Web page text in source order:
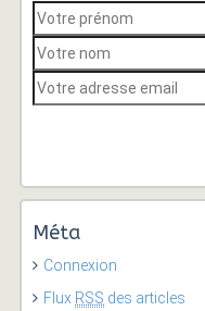
Méta
Connexion
Flux RSS des articles